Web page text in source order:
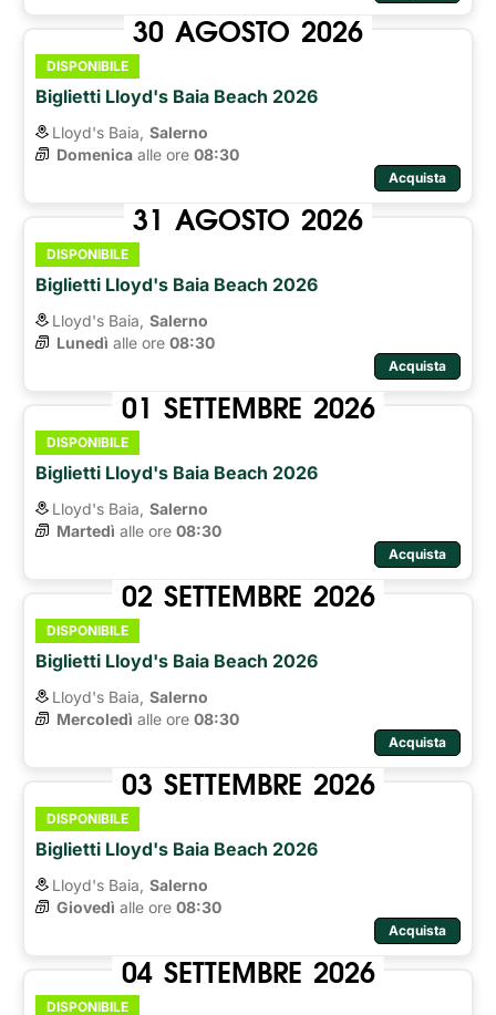
30 AGOSTO 2026
DISPONIBILE
Biglietti Lloyd's Baia Beach 2026
Lloyd's Baia, Salerno
Domenica alle ore 08:30
Acquista
31 AGOSTO 2026
DISPONIBILE
Biglietti Lloyd's Baia Beach 2026
Lloyd's Baia, Salerno
Lunedì alle ore 08:30
Acquista
01 SETTEMBRE 2026
DISPONIBILE
Biglietti Lloyd's Baia Beach 2026
Lloyd's Baia, Salerno
Martedì alle ore 08:30
Acquista
02 SETTEMBRE 2026
DISPONIBILE
Biglietti Lloyd's Baia Beach 2026
Lloyd's Baia, Salerno
Mercoledì alle ore 08:30
Acquista
03 SETTEMBRE 2026
DISPONIBILE
Biglietti Lloyd's Baia Beach 2026
Lloyd's Baia, Salerno
Giovedì alle ore 08:30
Acquista
04 SETTEMBRE 2026
DISPONIBILE